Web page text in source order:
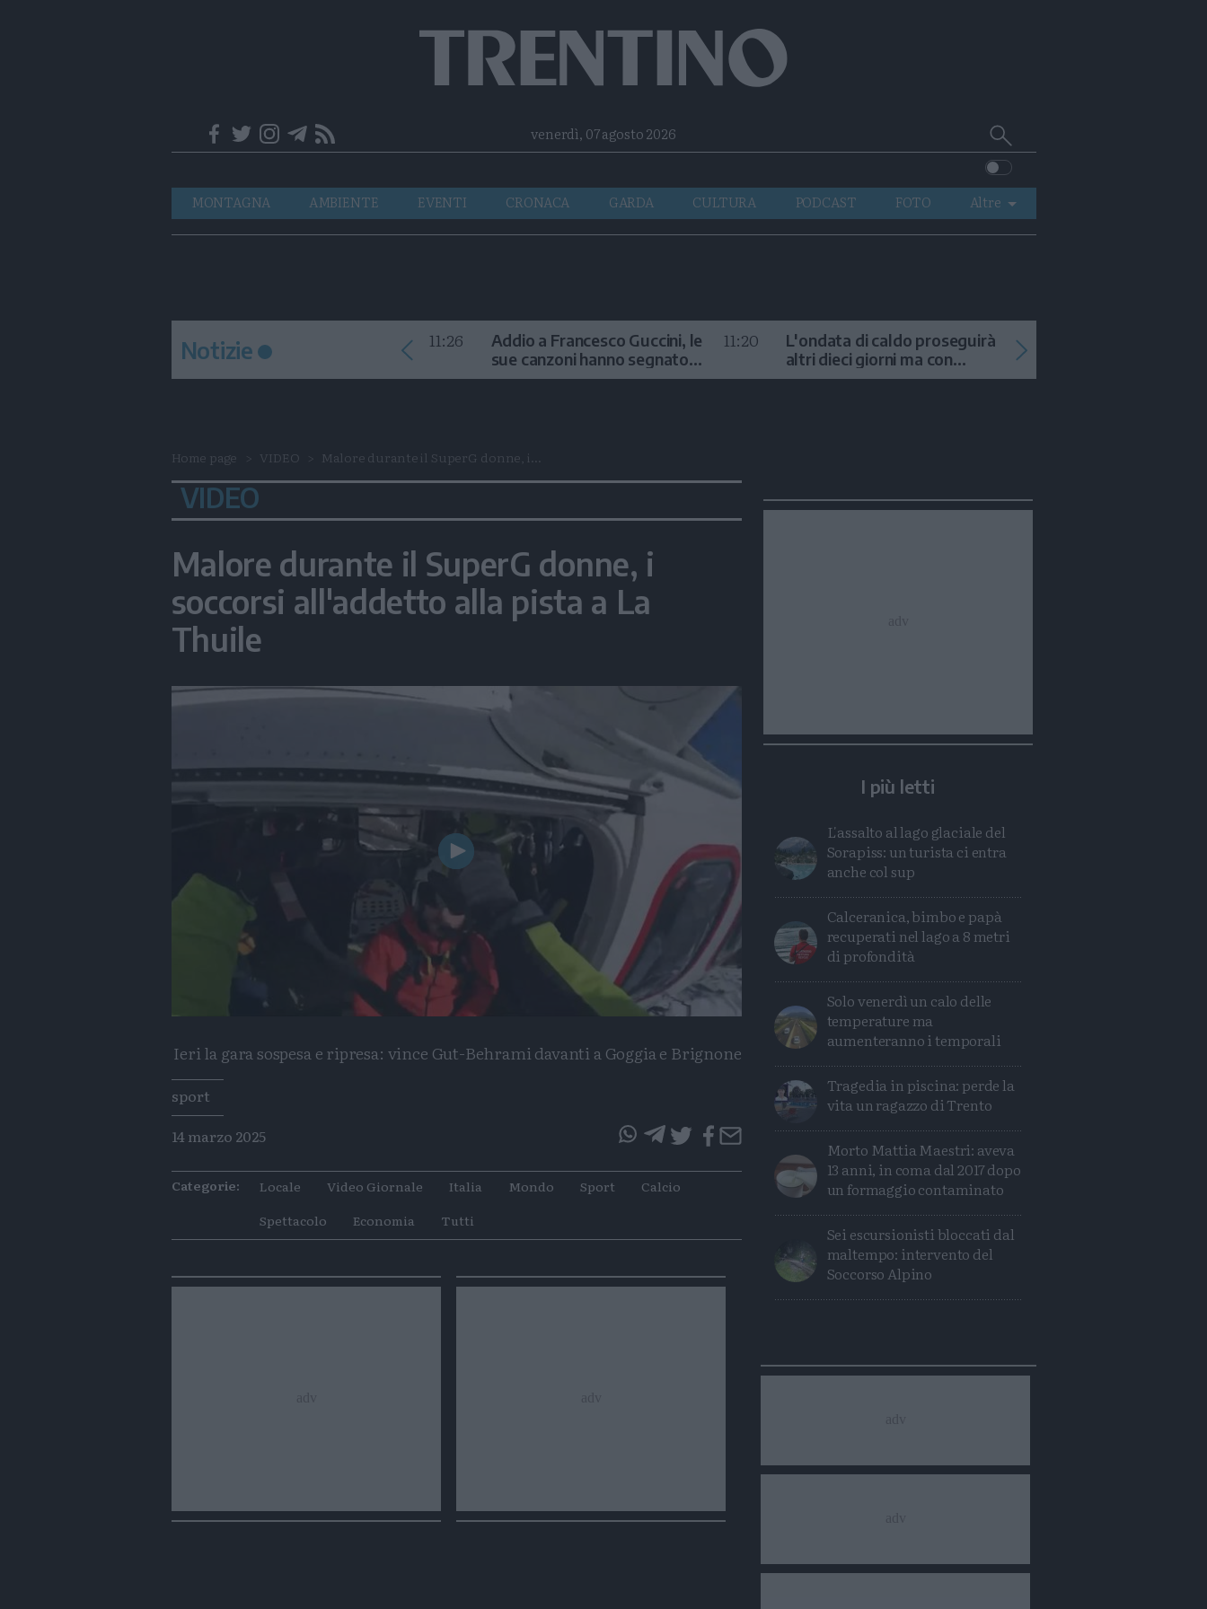
Telegram
RSSvenerdì, 07 agosto 2026 Cerca
su
Trentino
Navigazione
principale
MONTAGNA AMBIENTE EVENTI CRONACA GARDA CULTURA PODCAST FOTO
Altre
VIDEO
Notizie 11:26
Addio a Francesco Guccini, le
sue canzoni hanno segnato
la storia
11:20
L'ondata di caldo proseguirà
altri dieci giorni ma con
temporali
Home page VIDEO Malore durante il SuperG donne, i...
VIDEO
Malore durante il SuperG donne, i
soccorsi all'addetto alla pista a La
Thuile
Play
Ieri la gara sospesa e ripresa: vince Gut-Behrami davanti a Goggia e Brignone
Tags
sport
14 marzo 2025
Condividi
articolo
Condividi
articolo
TwitterCondividi
Mail
Categorie: Locale Video Giornale Italia Mondo Sport
Calcio
Spettacolo
Economia Tutti
I più letti
L'assalto al lago glaciale del
Sorapiss: un turista ci entra
anche col sup
Calceranica, bimbo e papà
recuperati nel lago a 8 metri
di profondità
Solo venerdì un calo delle
temperature ma
aumenteranno i temporali
Tragedia in piscina: perde la
vita un ragazzo di Trento
Morto Mattia Maestri: aveva
13 anni, in coma dal 2017 dopo
un formaggio contaminato
Sei escursionisti bloccati dal
maltempo: intervento del
Soccorso Alpino